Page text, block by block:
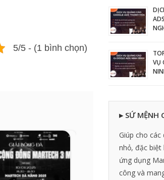
5/5 - (1 bình chọn)
VỤ
▸ SỨ MỆNH
Giúp cho các
nhỏ, đặc biệt
ứng dụng
công và